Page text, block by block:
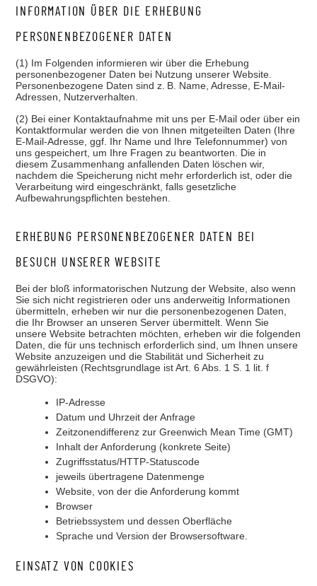
INFORMATION ÜBER DIE ERHEBUNG
PERSONENBEZOGENER DATEN
(1) Im Folgenden informieren wir über die Erhebung
personenbezogener Daten bei Nutzung unserer Website.
Personenbezogene Daten sind z. B. Name, Adresse, E-Mail-
Adressen, Nutzerverhalten.
(2) Bei einer Kontaktaufnahme mit uns per E-Mail oder über ein
Kontaktformular werden die von Ihnen mitgeteilten Daten (Ihre
E-Mail-Adresse, ggf. Ihr Name und Ihre Telefonnummer) von
uns gespeichert, um Ihre Fragen zu beantworten. Die in
diesem Zusammenhang anfallenden Daten löschen wir,
nachdem die Speicherung nicht mehr erforderlich ist, oder die
Verarbeitung wird eingeschränkt, falls gesetzliche
Aufbewahrungspflichten bestehen.
ERHEBUNG PERSONENBEZOGENER DATEN BEI
BESUCH UNSERER WEBSITE
Bei der bloß informatorischen Nutzung der Website, also wenn
Sie sich nicht registrieren oder uns anderweitig Informationen
übermitteln, erheben wir nur die personenbezogenen Daten,
die Ihr Browser an unseren Server übermittelt. Wenn Sie
unsere Website betrachten möchten, erheben wir die folgenden
Daten, die für uns technisch erforderlich sind, um Ihnen unsere
Website anzuzeigen und die Stabilität und Sicherheit zu
gewährleisten (Rechtsgrundlage ist Art. 6 Abs. 1 S. 1 lit. f
DSGVO):
IP-Adresse
Datum und Uhrzeit der Anfrage
Zeitzonendifferenz zur Greenwich Mean Time (GMT)
Inhalt der Anforderung (konkrete Seite)
Zugriffsstatus/HTTP-Statuscode
jeweils übertragene Datenmenge
Website, von der die Anforderung kommt
Browser
Betriebssystem und dessen Oberfläche
Sprache und Version der Browsersoftware.
EINSATZ VON COOKIES